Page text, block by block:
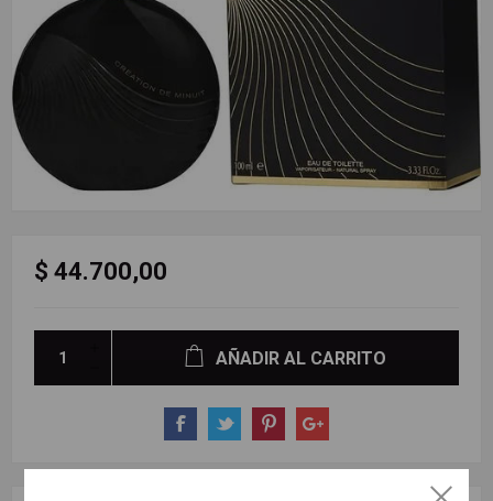
$ 44.700,00
AÑADIR AL CARRITO